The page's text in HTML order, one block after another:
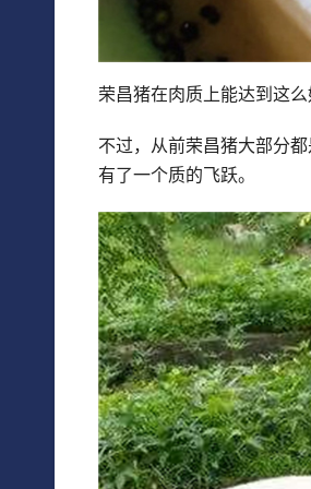
荣昌猪在肉质上能达到这
不过，从前荣昌猪大部分
有了一个质的飞跃。